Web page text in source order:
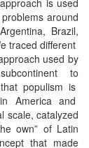
is used
around
Brazil,
traced different
used by
to
that populism is
America and
catalyzed
own” of Latin
that made